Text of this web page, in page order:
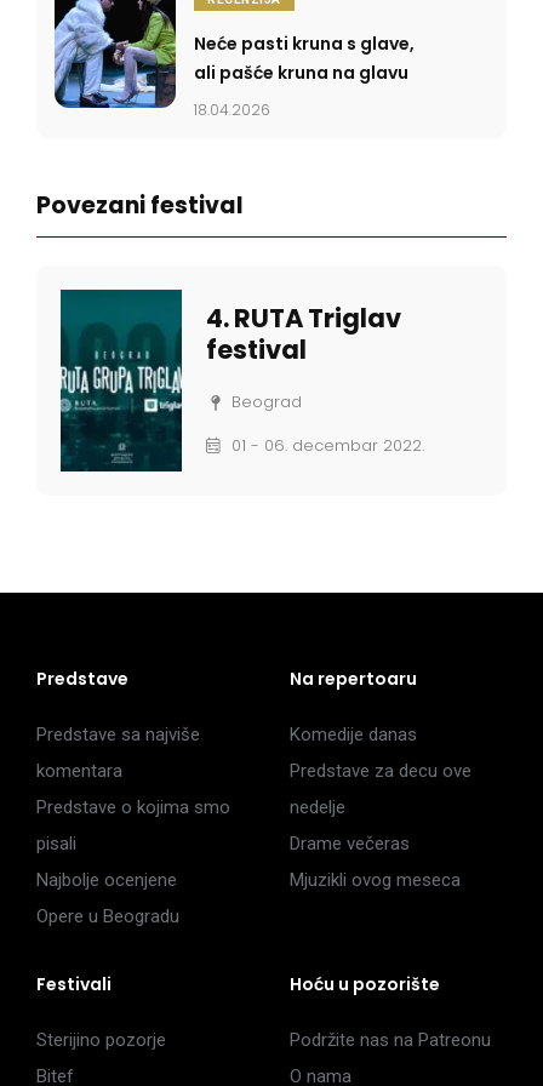
Neće pasti kruna s glave,
ali pašće kruna na glavu
18.04.2026
Povezani festival
4. RUTA Triglav
festival
Beograd
01 - 06. decembar 2022.
Predstave
Predstave sa najviše
komentara
Predstave o kojima smo
pisali
Najbolje ocenjene
Opere u Beogradu
Na repertoaru
Komedije danas
Predstave za decu ove
nedelje
Drame večeras
Mjuzikli ovog meseca
Festivali
Sterijino pozorje
Bitef
Hoću u pozorište
Podržite nas na Patreonu
O nama